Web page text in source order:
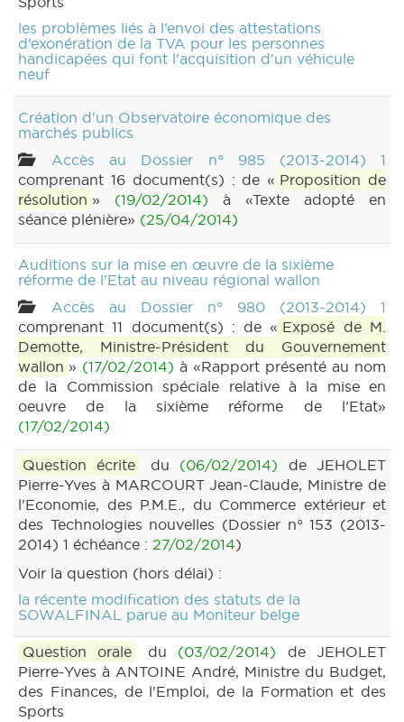
les problèmes liés à l’envoi des attestations
d’exonération de la TVA pour les personnes
handicapées qui font l'acquisition d'un véhicule
neuf
Création d'un Observatoire économique des
marchés publics
Accès au Dossier n° 985 (2013-2014) 1
comprenant 16 document(s) : de « Proposition de
résolution » (19/02/2014) à «Texte adopté en
séance plénière» (25/04/2014)
Auditions sur la mise en œuvre de la sixième
réforme de l'Etat au niveau régional wallon
Accès au Dossier n° 980 (2013-2014) 1
comprenant 11 document(s) : de « Exposé de M.
Demotte, Ministre-Président du Gouvernement
wallon » (17/02/2014) à «Rapport présenté au nom
de la Commission spéciale relative à la mise en
oeuvre de la sixième réforme de l'Etat»
(17/02/2014)
Question écrite du (06/02/2014) de JEHOLET
Pierre-Yves à MARCOURT Jean-Claude, Ministre de
l'Economie, des P.M.E., du Commerce extérieur et
des Technologies nouvelles (Dossier n° 153 (2013-
2014) 1 échéance : 27/02/2014)
Voir la question (hors délai) :
la récente modification des statuts de la
SOWALFINAL parue au Moniteur belge
Question orale du (03/02/2014) de JEHOLET
Pierre-Yves à ANTOINE André, Ministre du Budget,
des Finances, de l'Emploi, de la Formation et des
Sports